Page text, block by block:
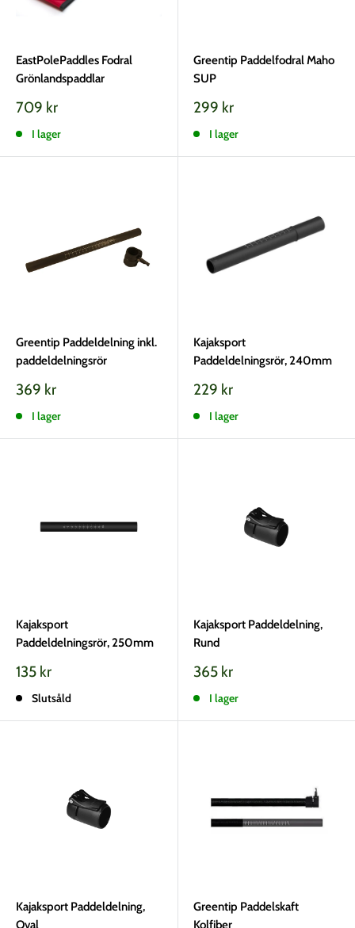
EastPolePaddles Fodral
Grönlandspaddlar
Vårt
709 kr
I lager
Greentip Paddelfodral Maho
SUP
Vårt
299 kr
I lager
Greentip Paddeldelning inkl.
paddeldelningsrör
Vårt
369 kr
I lager
Kajaksport
Paddeldelningsrör, 240mm
Vårt
229 kr
I lager
Kajaksport
Paddeldelningsrör, 250mm
Vårt
135 kr
Slutsåld
Kajaksport Paddeldelning,
Rund
Vårt
365 kr
I lager
Kajaksport Paddeldelning,
Oval
Greentip Paddelskaft
Kolfiber